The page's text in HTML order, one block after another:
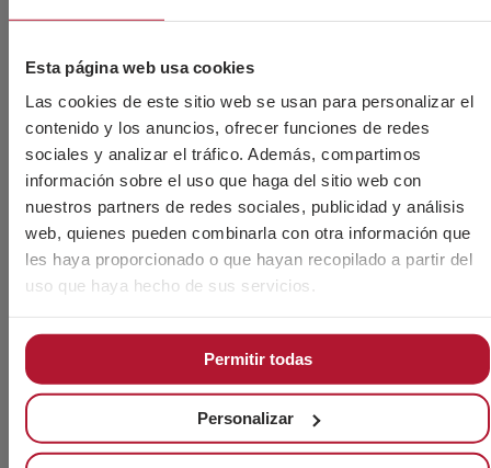
Esta página web usa cookies
Las cookies de este sitio web se usan para personalizar el
contenido y los anuncios, ofrecer funciones de redes
sociales y analizar el tráfico. Además, compartimos
información sobre el uso que haga del sitio web con
nuestros partners de redes sociales, publicidad y análisis
web, quienes pueden combinarla con otra información que
les haya proporcionado o que hayan recopilado a partir del
uso que haya hecho de sus servicios.
Permitir todas
Personalizar
Acepto el uso de mis datos personales por el